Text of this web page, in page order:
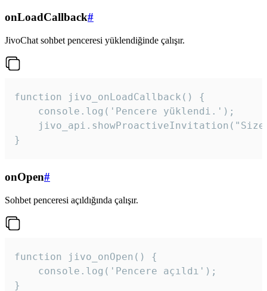
onLoadCallback#
JivoChat sohbet penceresi yüklendiğinde çalışır.
function jivo_onLoadCallback() {
    console.log('Pencere yüklendi.');
}
onOpen#
Sohbet penceresi açıldığında çalışır.
function jivo_onOpen() {
    console.log('Pencere açıldı');
}